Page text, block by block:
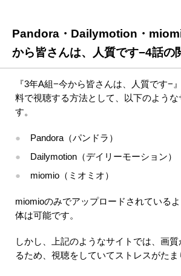
Pandora・Dailymotion・
から皆さんは、人質です−4話の
『3年A組−今から皆さんは、人質です−
料で視聴する方法として、以下のような
す。
Pandora（パンドラ）
Dailymotion（デイリーモーション）
miomio（ミオミオ）
miomioのみでアップロードされている
体は可能です。
しかし、上記のようなサイトでは、画
るため、視聴をしていてストレスがたま